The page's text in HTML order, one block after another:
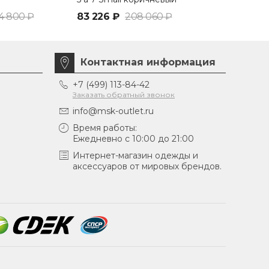
800 ₽ 83 226 ₽ 208 060 ₽
Контактная информация
+7 (499) 113-84-42
Заказать обратный звонок
info@msk-outlet.ru
Время работы:
Ежедневно с 10:00 до 21:00
Интернет-магазин одежды и
аксессуаров от мировых брендов.